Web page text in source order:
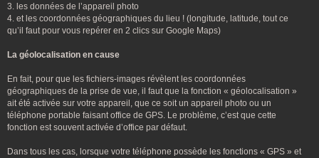
3. les données de l’appareil photo
4. et les coordonnées géographiques du lieu ! (longitude, latitude, tout ce
qu’il faut pour vous repérer en 2 clics sur Google Maps)
La géolocalisation en cause
En fait, pour que les fichiers-images révèlent les coordonnées
géographiques de la prise de vue, il faut que la fonction « géolocalisation »
ait été activée sur votre appareil, que ce soit un appareil photo ou un
téléphone portable faisant office de GPS. Le problème, c’est que cette
fonction est souvent activée d’office par défaut.
Dans tous les cas, lorsque votre téléphone possède les fonctions « GPS » et